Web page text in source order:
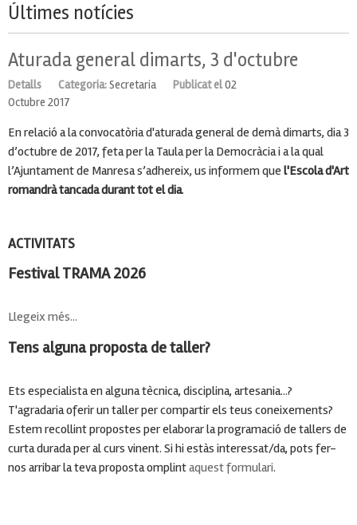
Últimes notícies
Aturada general dimarts, 3 d'octubre
Detalls Categoria:Secretaria Publicat el02
Octubre 2017
En relació a la convocatòria d'aturada general de demà dimarts, dia 3
d’octubre de 2017, feta per la Taula per la Democràcia i a la qual
l’Ajuntament de Manresa s’adhereix, us informem que l'Escola d'Art
romandrà tancada durant tot el dia.
ACTIVITATS
Festival TRAMA 2026
Llegeix més...
Tens alguna proposta de taller?
Ets especialista en alguna tècnica, disciplina, artesania...?
T'agradaria oferir un taller per compartir els teus coneixements?
Estem recollint propostes per elaborar la programació de tallers de
curta durada per al curs vinent. Si hi estàs interessat/da, pots fer-
nos arribar la teva proposta omplintaquest formulari.